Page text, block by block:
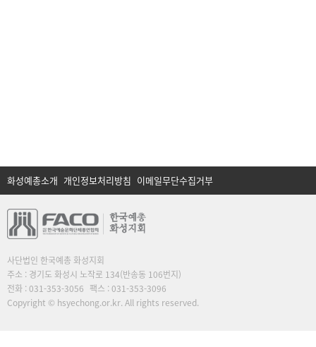
화성예총소개 개인정보처리방침 이메일무단수집거부
사단법인 한국예총 화성지회
주소 : 경기도 화성시 노작로 134(반송동 106번지)
전화 : 031-353-3056 팩스 : 031-353-3096
Copyright © hsyechong.or.kr. All rights reserved.